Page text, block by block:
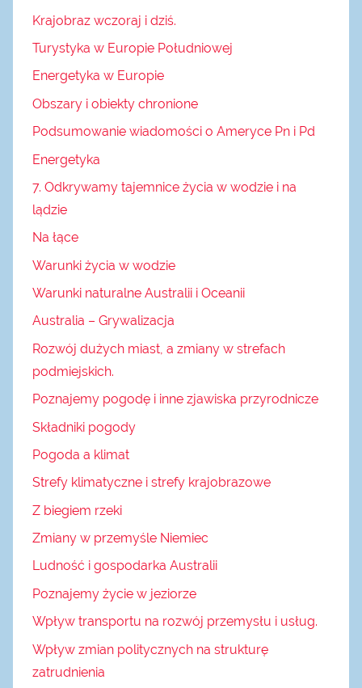
Krajobraz wczoraj i dziś.
Turystyka w Europie Południowej
Energetyka w Europie
Obszary i obiekty chronione
Podsumowanie wiadomości o Ameryce Pn i Pd
Energetyka
7. Odkrywamy tajemnice życia w wodzie i na
lądzie
Na łące
Warunki życia w wodzie
Warunki naturalne Australii i Oceanii
Australia – Grywalizacja
Rozwój dużych miast, a zmiany w strefach
podmiejskich.
Poznajemy pogodę i inne zjawiska przyrodnicze
Składniki pogody
Pogoda a klimat
Strefy klimatyczne i strefy krajobrazowe
Z biegiem rzeki
Zmiany w przemyśle Niemiec
Ludność i gospodarka Australii
Poznajemy życie w jeziorze
Wpływ transportu na rozwój przemysłu i usług.
Wpływ zmian politycznych na strukturę
zatrudnienia